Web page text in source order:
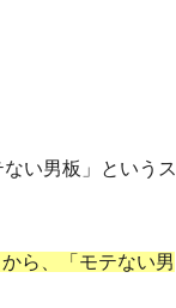
い男板」というス
ら、「モテない男